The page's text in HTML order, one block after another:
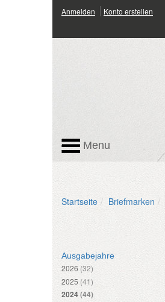
Anmelden Konto erstellen
Menu
Startseite Briefmarken
Ausgabejahre
2026 (32)
2025 (41)
2024(44)